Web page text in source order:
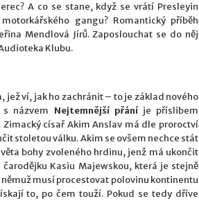
A co se stane, když se vrátí Presleyin
gangu? Romantický příběh
Mendlová Jírů. Zaposlouchat se do něj
Klubu.
jež ví, jak ho zachránit – to je základ nového
názvem Nejtemnější přání je příslibem
císař Akim Anslav má dle proroctví
stoletou válku. Akim se ovšem nechce stát
bohy zvoleného hrdinu, jenž má ukončit
Kasiu Majewskou, která je stejně
musí procestovat polovinu kontinentu
to, po čem touží. Pokud se tedy dříve